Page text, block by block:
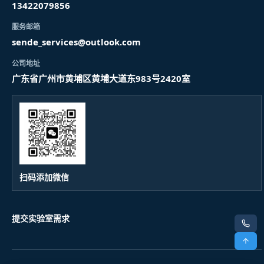
电话
顶部
13422079856
服务邮箱
sende_services@outlook.com
公司地址
广东省广州市黄埔区黄埔大道东983号2420室
扫码添加微信
提交实验室需求